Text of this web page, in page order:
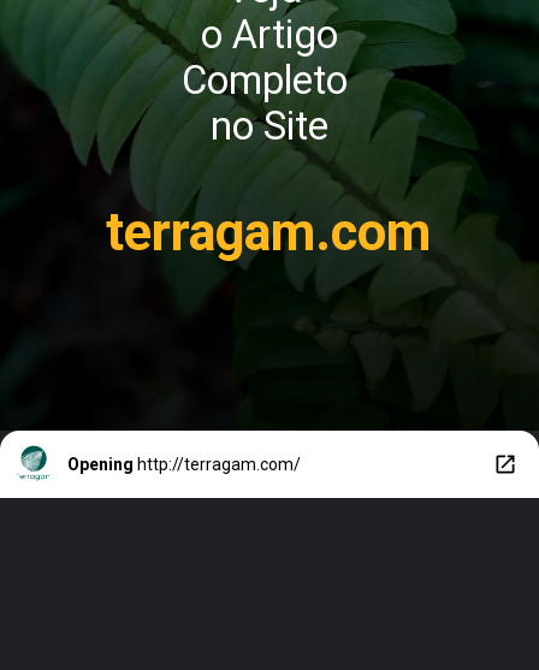
terragam.com
o Artigo
Completo
no Site
Opening http://terragam.com/